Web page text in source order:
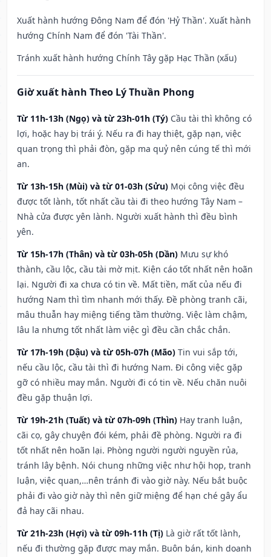
Xuất hành hướng Đông Nam để đón 'Hỷ Thần'. Xuất hành
hướng Chính Nam để đón 'Tài Thần'.
Tránh xuất hành hướng Chính Tây gặp Hạc Thần (xấu)
Giờ xuất hành Theo Lý Thuần Phong
Từ 11h-13h (Ngọ) và từ 23h-01h (Tý) Cầu tài thì không có
lợi, hoặc hay bị trái ý. Nếu ra đi hay thiệt, gặp nạn, việc
quan trọng thì phải đòn, gặp ma quỷ nên cúng tế thì mới
an.
Từ 13h-15h (Mùi) và từ 01-03h (Sửu) Mọi công việc đều
được tốt lành, tốt nhất cầu tài đi theo hướng Tây Nam –
Nhà cửa được yên lành. Người xuất hành thì đều bình
yên.
Từ 15h-17h (Thân) và từ 03h-05h (Dần) Mưu sự khó
thành, cầu lộc, cầu tài mờ mịt. Kiện cáo tốt nhất nên hoãn
lại. Người đi xa chưa có tin về. Mất tiền, mất của nếu đi
hướng Nam thì tìm nhanh mới thấy. Đề phòng tranh cãi,
mâu thuẫn hay miệng tiếng tầm thường. Việc làm chậm,
lâu la nhưng tốt nhất làm việc gì đều cần chắc chắn.
Từ 17h-19h (Dậu) và từ 05h-07h (Mão) Tin vui sắp tới,
nếu cầu lộc, cầu tài thì đi hướng Nam. Đi công việc gặp
gỡ có nhiều may mắn. Người đi có tin về. Nếu chăn nuôi
đều gặp thuận lợi.
Từ 19h-21h (Tuất) và từ 07h-09h (Thìn) Hay tranh luận,
cãi cọ, gây chuyện đói kém, phải đề phòng. Người ra đi
tốt nhất nên hoãn lại. Phòng người người nguyền rủa,
tránh lây bệnh. Nói chung những việc như hội họp, tranh
luận, việc quan,…nên tránh đi vào giờ này. Nếu bắt buộc
phải đi vào giờ này thì nên giữ miệng để hạn ché gây ẩu
đả hay cãi nhau.
Từ 21h-23h (Hợi) và từ 09h-11h (Tị) Là giờ rất tốt lành,
nếu đi thường gặp được may mắn. Buôn bán, kinh doanh